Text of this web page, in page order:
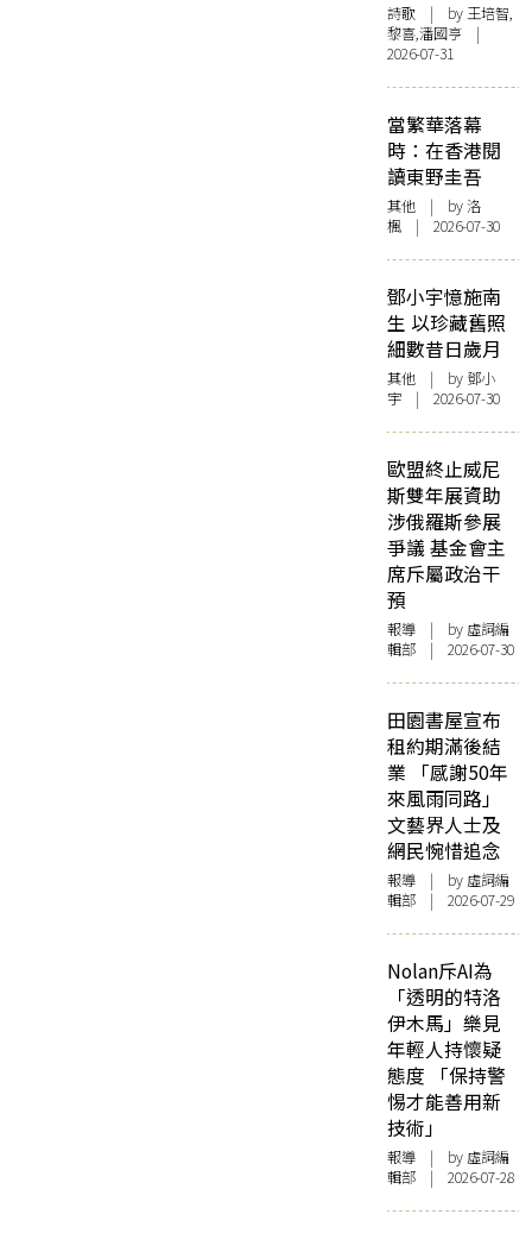
詩歌 | by 王培智,
黎喜,潘國亨 |
2026-07-31
當繁華落幕
時：在香港閱
讀東野圭吾
其他 | by洛
楓 | 2026-07-30
鄧小宇憶施南
生 以珍藏舊照
細數昔日歲月
其他 | by 鄧小
宇 | 2026-07-30
歐盟終止威尼
斯雙年展資助
涉俄羅斯參展
爭議 基金會主
席斥屬政治干
預
報導 | by 虛詞編
輯部 | 2026-07-30
田園書屋宣布
租約期滿後結
業 「感謝50年
來風雨同路」
文藝界人士及
網民惋惜追念
報導 | by 虛詞編
輯部 | 2026-07-29
Nolan斥AI為
「透明的特洛
伊木馬」樂見
年輕人持懷疑
態度 「保持警
惕才能善用新
技術」
報導 | by 虛詞編
輯部 | 2026-07-28